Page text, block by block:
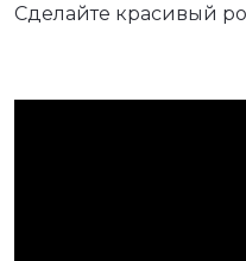
Сделайте красивый